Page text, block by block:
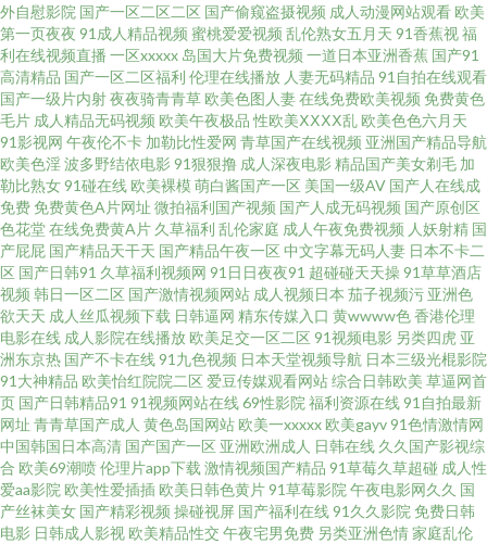
久香蕉囯产熟女线看 91精品123 久久国产无人观看 免费午夜黄网 97超碰资
源网 91色乱啦 综合色影院 成人AV网址影院 久草97超碰在线 国产精品久久99
三级网站免费观看日本 欧美精品一区二区在线 午夜色色吧AV 丝袜白虎 成人
av专区 白丝无码自慰91 波多野衣五级片 亚洲中文综合 AV福利导 日本成人A
网 久草资源福利 青草青青在线免费观看视频 男人综合色社区 91网红在线视
频 日韩无蚂中字高清 国产传媒自拍 豆花在线免费社区 18成人片黄网站www
午夜国产福利看片 亚洲成人性爱AV 日韩3级Av 亚洲精品无码人妻 国产欧美
日韩日逼 青草久久福利 精品少妇白浆小泬18p 超碰伊人97 大香蕉肏 亚洲成
人无码a 91欧美日韩 另类av网站 久久婷欧美色 人人妻人人玩人人澡人人爽 中
文字幕版av 97超碰导航 中文字毛片 av无码成人 91国产视频大全 副利社体验
外自慰影院 国产一区二区二区 国产偷窥盗摄视频 成人动漫网站观看 欧美
第一页夜夜 91成人精品视频 蜜桃爱爱视频 乱伦熟女五月天 91香蕉视福
利在线视频直播 一区xxxxx 岛国大片免费视频 一道日本亚洲香蕉 国产91
高清精品 国产一区二区福利 伦理在线播放 人妻无码精品 91自拍在线观看
国产一级片内射夜夜骑青青草 欧美色图人妻在线免费欧美视频 免费黄色
毛片 成人精品无码视频 欧美午夜极品 性欧美ⅩⅩⅩⅩ乱 欧美色色六月天
91影视网 午夜伦不卡 加勒比性爱网 青草国产在线视频 亚洲国产精品导航
欧美色淫波多野结依电影 91狠狠撸 成人深夜电影 精品国产美女剃毛 加
勒比熟女91碰在线 欧美裸模 萌白酱国产一区 美国一级AV 国产人在线成
免费 免费黄色A片网址 微拍福利国产视频 国产人成无码视频 国产原创区
色花堂在线免费黄A片 久草福利 乱伦家庭 成人午夜免费视频 人妖射精 国
产屁屁 国产精品天干天 国产精品午夜一区 中文字幕无码人妻 日本不卡二
区 国产日韩91 久草福利视频网 91日日夜夜91 超碰碰天天操91草草酒店
视频 韩日一区二区 国产激情视频网站 成人视频日本 茄子视频污 亚洲色
欲天天 成人丝瓜视频下载 日韩逼网 精东传媒入口 黄wwww色香港伦理
电影在线 成人影院在线播放 欧美足交一区二区 91视频电影 另类四虎 亚
洲东京热 国产不卡在线91九色视频 日本天堂视频导航 日本三级光棍影院
91大神精品 欧美怡红院院二区 爱豆传媒观看网站综合日韩欧美 草逼网首
页 国产日韩精品91 91视频网站在线69性影院 福利资源在线91自拍最新
网址 青青草国产成人 黄色岛国网站 欧美一xxxxx 欧美gayv91色情激情网
中国韩国日本高清 国产国产一区 亚洲欧洲成人 日韩在线 久久国产影视综
合 欧美69潮喷伦理片app下载 激情视频国产精品 91草莓久草超碰 成人性
爱aa影院 欧美性爱插插 欧美日韩色黄片91草莓影院 午夜电影网久久 国
产丝袜美女 国产精彩视频 操碰视屏 国产福利在线91久久影院 免费日韩
电影 日韩成人影视 欧美精品性交 午夜宅男免费 另类亚洲色情家庭乱伦